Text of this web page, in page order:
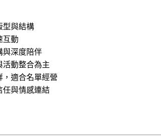
型與結構
互動
與深度陪伴
活動整合為主
，適合名單經營
任與情感連結